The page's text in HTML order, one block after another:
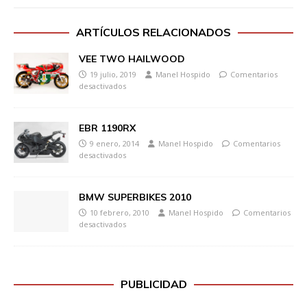
ARTÍCULOS RELACIONADOS
VEE TWO HAILWOOD
19 julio, 2019 Manel Hospido
Comentarios
desactivados
EBR 1190RX
9 enero, 2014 Manel Hospido
Comentarios
desactivados
BMW SUPERBIKES 2010
10 febrero, 2010 Manel Hospido
Comentarios
desactivados
PUBLICIDAD